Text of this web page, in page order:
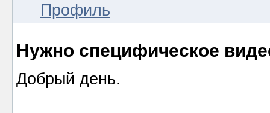
Профиль
Нужно специфическое
Добрый день.